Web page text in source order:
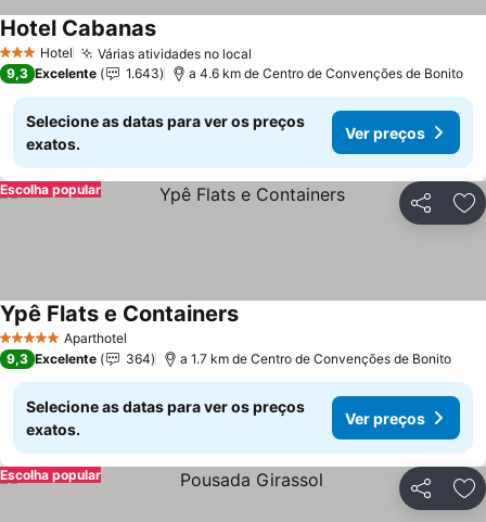
3 EstrelasHotel Várias atividades no local
Hotel CabanasVer preços
9,3 Excelente 1.643 a 4.6 km de Centro de Convenções de Bonito
Selecione as datas para ver os preços
exatos.
Ver preços
Partilhar
Escolha popular
5 Estrelas Aparthotel
Ypê Flats e ContainersVer preços
9,3 Excelente 364 a 1.7 km de Centro de Convenções de Bonito
Selecione as datas para ver os preços
exatos.
Ver preços
Partilhar
Escolha popular